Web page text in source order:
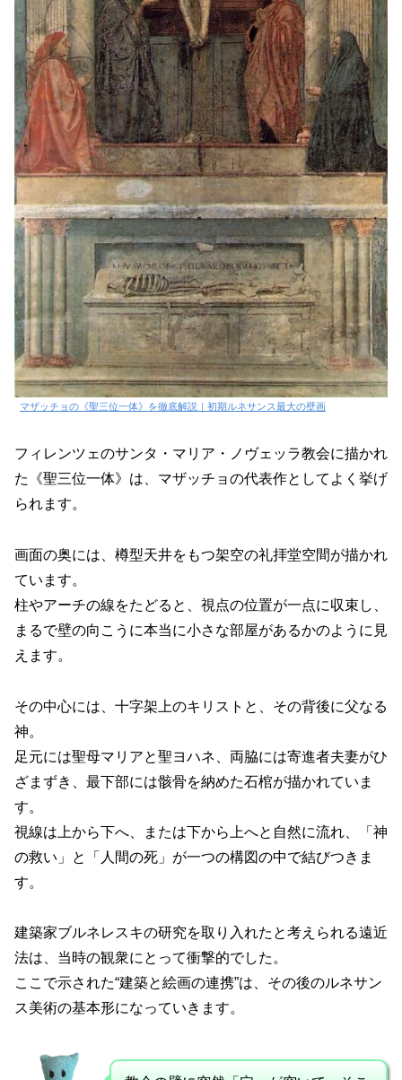
マザッチョの《聖三位一体》を徹底解説｜初期ルネサンス最大の壁画
フィレンツェのサンタ・マリア・ノヴェッラ教会に描かれ
た《聖三位一体》は、マザッチョの代表作としてよく挙げ
られます。
画面の奥には、樽型天井をもつ架空の礼拝堂空間が描かれ
ています。
柱やアーチの線をたどると、視点の位置が一点に収束し、
まるで壁の向こうに本当に小さな部屋があるかのように見
えます。
その中心には、十字架上のキリストと、その背後に父なる
神。
足元には聖母マリアと聖ヨハネ、両脇には寄進者夫妻がひ
ざまずき、最下部には骸骨を納めた石棺が描かれていま
す。
視線は上から下へ、または下から上へと自然に流れ、「神
の救い」と「人間の死」が一つの構図の中で結びつきま
す。
建築家ブルネレスキの研究を取り入れたと考えられる遠近
法は、当時の観衆にとって衝撃的でした。
ここで示された“建築と絵画の連携”は、その後のルネサン
ス美術の基本形になっていきます。